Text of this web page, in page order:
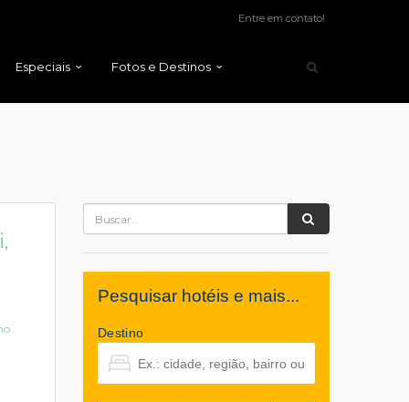
Entre em contato!
Especiais Fotos e Destinos
Pesquisar hotéis e mais...
Destino